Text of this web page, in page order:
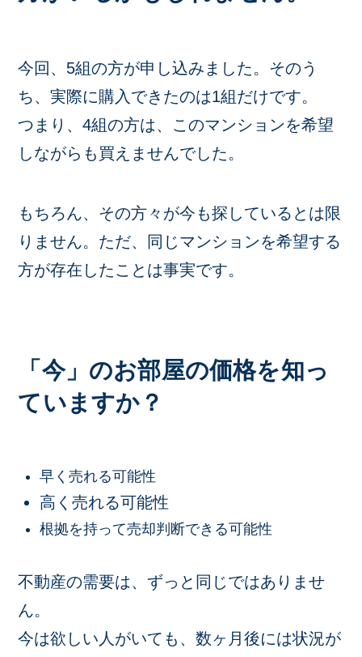
今回、5組の方が申し込みました。そのう
ち、実際に購入できたのは1組だけです。
つまり、4組の方は、このマンションを希望
しながらも買えませんでした。
もちろん、その方々が今も探しているとは限
りません。ただ、同じマンションを希望する
方が存在したことは事実です。
「今」のお部屋の価格を知っ
ていますか？
早く売れる可能性
高く売れる可能性
根拠を持って売却判断できる可能性
不動産の需要は、ずっと同じではありませ
ん。
今は欲しい人がいても、数ヶ月後には状況が